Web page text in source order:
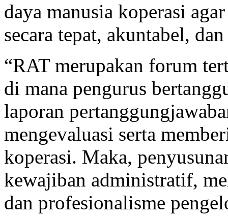
daya manusia koperasi
secara tepat, akuntabel,
“RAT merupakan forum
di mana pengurus
laporan
mengevaluasi serta
koperasi. Maka,
kewajiban administratif,
dan profesionalisme